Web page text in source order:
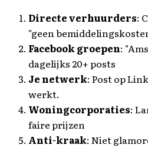
Directe verhuurders:
"geen
Facebook groepen:
dagelijks 20+ posts
Je netwerk: Post op
werkt.
Woningcorporaties:
faire prijzen
Anti-kraak: Niet